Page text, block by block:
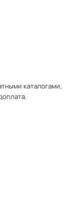
каталогами,